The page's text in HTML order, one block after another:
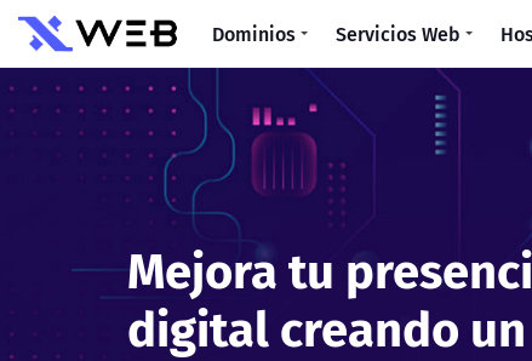
Dominios Servicios Web
Maximiza tu
con un plan de